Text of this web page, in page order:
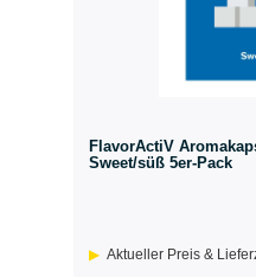
FlavorActiV
Sweet/süß 5er-Pack
Aktueller Preis &